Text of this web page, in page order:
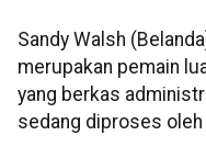
Sandy Walsh
merupakan pemain
yang berkas
sedang diproses